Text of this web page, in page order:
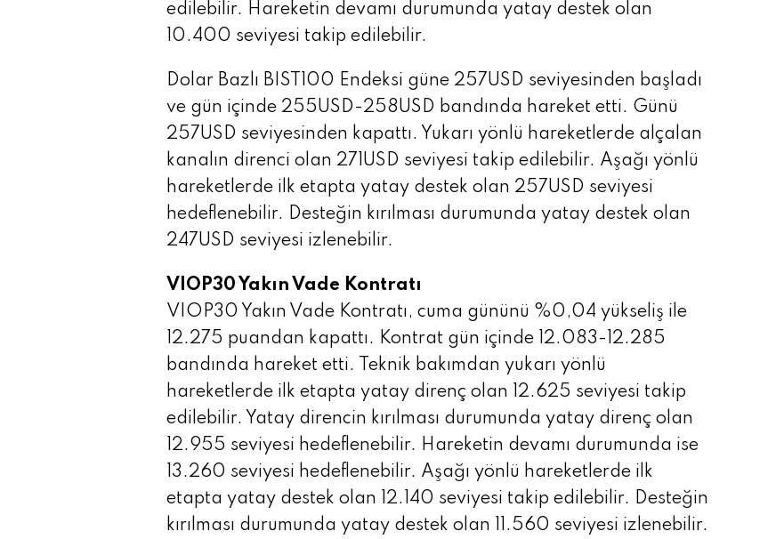
edilebilir. Hareketin devamı durumunda yatay destek olan
10.400 seviyesi takip edilebilir.
Dolar Bazlı BIST100 Endeksi güne 257USD seviyesinden başladı
ve gün içinde 255USD-258USD bandında hareket etti. Günü
257USD seviyesinden kapattı. Yukarı yönlü hareketlerde alçalan
kanalın direnci olan 271USD seviyesi takip edilebilir. Aşağı yönlü
hareketlerde ilk etapta yatay destek olan 257USD seviyesi
hedeflenebilir. Desteğin kırılması durumunda yatay destek olan
247USD seviyesi izlenebilir.
VIOP30 Yakın Vade Kontratı
VIOP30 Yakın Vade Kontratı, cuma gününü %0,04 yükseliş ile
12.275 puandan kapattı. Kontrat gün içinde 12.083-12.285
bandında hareket etti. Teknik bakımdan yukarı yönlü
hareketlerde ilk etapta yatay direnç olan 12.625 seviyesi takip
edilebilir. Yatay direncin kırılması durumunda yatay direnç olan
12.955 seviyesi hedeflenebilir. Hareketin devamı durumunda ise
13.260 seviyesi hedeflenebilir. Aşağı yönlü hareketlerde ilk
etapta yatay destek olan 12.140 seviyesi takip edilebilir. Desteğin
kırılması durumunda yatay destek olan 11.560 seviyesi izlenebilir.